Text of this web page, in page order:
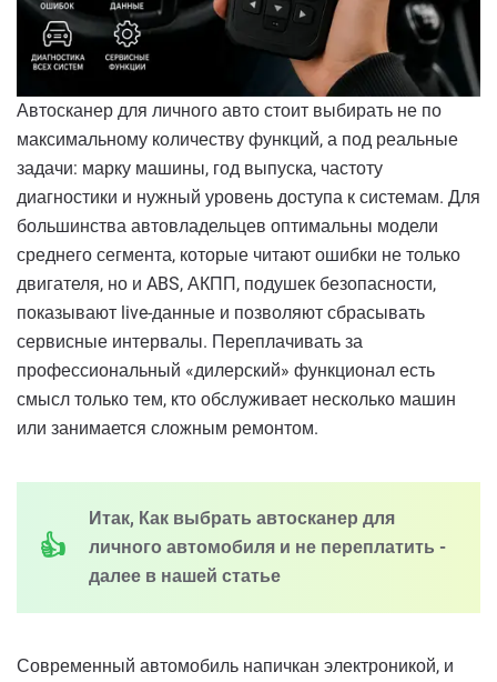
Автосканер для личного авто стоит выбирать не по
максимальному количеству функций, а под реальные
задачи: марку машины, год выпуска, частоту
диагностики и нужный уровень доступа к системам. Для
большинства автовладельцев оптимальны модели
среднего сегмента, которые читают ошибки не только
двигателя, но и ABS, АКПП, подушек безопасности,
показывают live-данные и позволяют сбрасывать
сервисные интервалы. Переплачивать за
профессиональный «дилерский» функционал есть
смысл только тем, кто обслуживает несколько машин
или занимается сложным ремонтом.
Итак, Как выбрать автосканер для
личного автомобиля и не переплатить -
далее в нашей статье
Современный автомобиль напичкан электроникой, и